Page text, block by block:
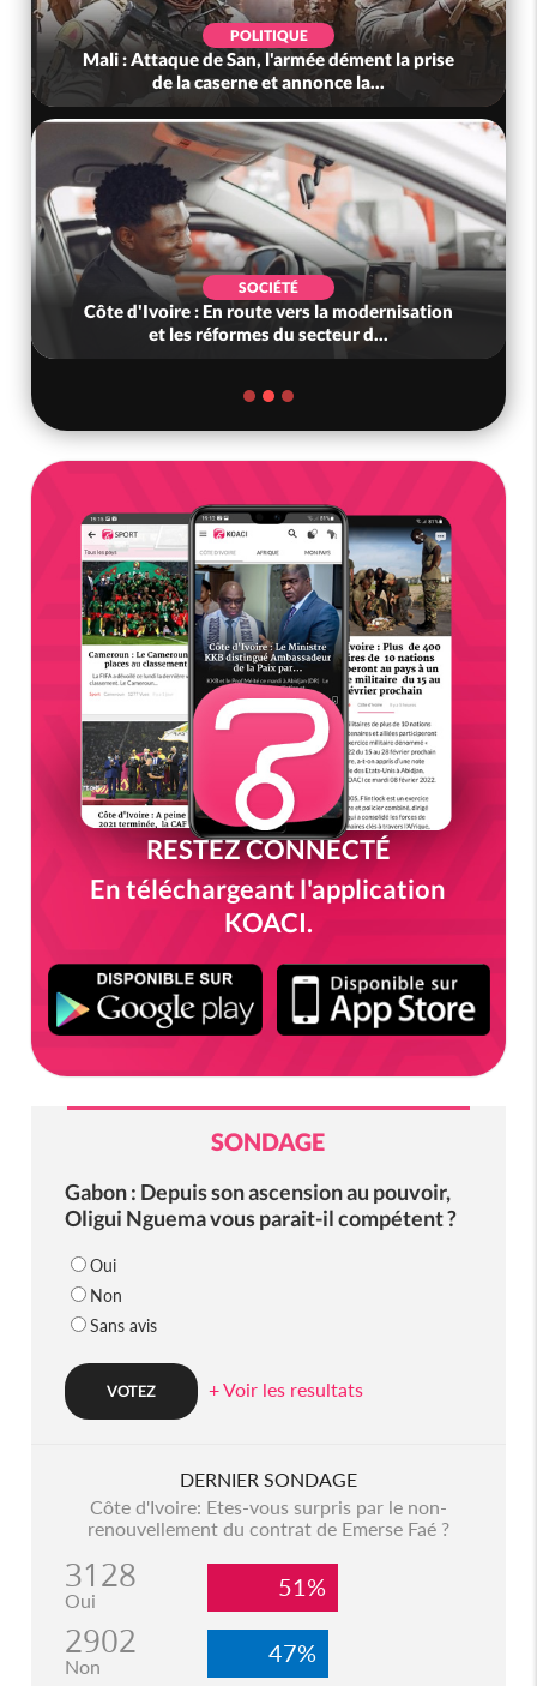
POLITIQUE
Mali : Attaque de San, l'armée dément la prise
de la caserne et annonce la...
SOCIÉTÉ
Côte d'Ivoire : En route vers la modernisation
et les réformes du secteur d...
RESTEZ CONNECTÉ
En téléchargeant l'application
KOACI.
SONDAGE
Gabon : Depuis son ascension au pouvoir,
Oligui Nguema vous parait-il compétent ?
Oui
Non
Sans avis
+ Voir les resultats
DERNIER SONDAGE
Côte d'Ivoire: Etes-vous surpris par le non-
renouvellement du contrat de Emerse Faé ?
3128
Oui 51%
2902
Non 47%